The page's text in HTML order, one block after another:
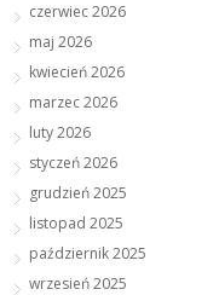
czerwiec 2026
maj 2026
kwiecień 2026
marzec 2026
luty 2026
styczeń 2026
grudzień 2025
listopad 2025
październik 2025
wrzesień 2025